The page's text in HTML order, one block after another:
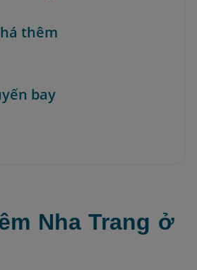
thêm
bay
Nha Trang ở